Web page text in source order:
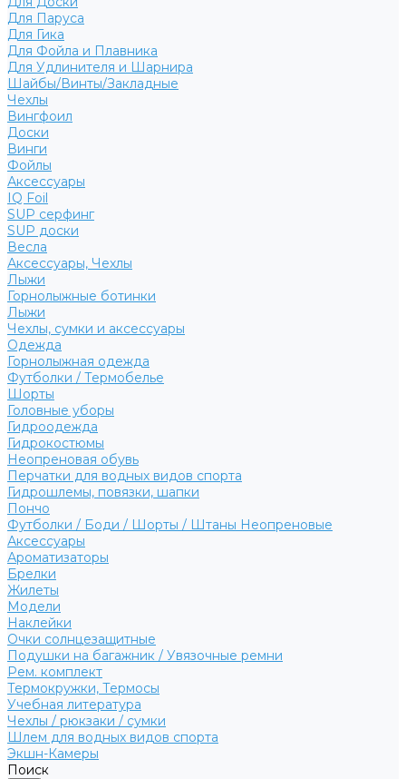
Для Паруса
Для Гика
Для Фойла и Плавника
Для Удлинителя и Шарнира
Шайбы/Винты/Закладные
Чехлы
Вингфоил
Доски
Винги
Фойлы
Аксессуары
IQ Foil
SUP серфинг
SUP доски
Весла
Аксессуары, Чехлы
Лыжи
Горнолыжные ботинки
Лыжи
Чехлы, сумки и аксессуары
Одежда
Горнолыжная одежда
Футболки / Термобелье
Шорты
Головные уборы
Гидроодежда
Гидрокостюмы
Неопреновая обувь
Перчатки для водных видов спорта
Гидрошлемы, повязки, шапки
Пончо
Футболки / Боди / Шорты / Штаны Неопреновые
Аксессуары
Ароматизаторы
Брелки
Жилеты
Модели
Наклейки
Очки солнцезащитные
Подушки на багажник / Увязочные ремни
Рем. комплект
Термокружки, Термосы
Учебная литература
Чехлы / рюкзаки / сумки
Шлем для водных видов спорта
Экшн-Камеры
Поиск